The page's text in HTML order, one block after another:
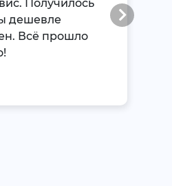
Получилось
дешевле
Всё прошло